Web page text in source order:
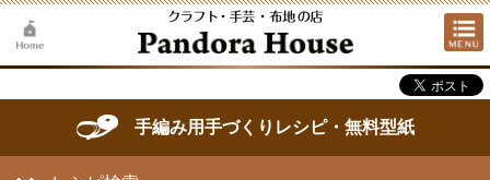
手編み用手づくりレシピ・無料型紙